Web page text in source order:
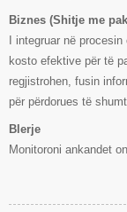
Biznes (Shitje me
I integruar në
kosto efektive për të
regjistrohen, fusin
për përdorues të
Blerje
Monitoroni ankandet